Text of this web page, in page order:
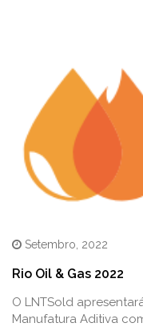
Setembro, 2022
Rio Oil & Gas 2022
O LNTSold
Manufatura Aditiva